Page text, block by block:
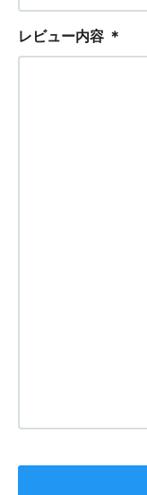
レビュー内容 ＊